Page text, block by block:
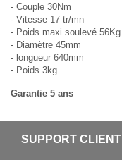
- Couple 30Nm
- Vitesse 17 tr/mn
- Poids maxi soulevé 56Kg
- Diamètre 45mm
- longueur 640mm
- Poids 3kg
Garantie 5 ans
SUPPORT CLIENT